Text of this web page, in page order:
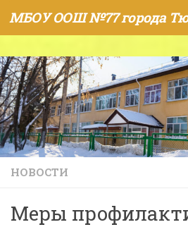
Skip to content
МБОУ ООШ №77 города
НОВОСТИ
Меры